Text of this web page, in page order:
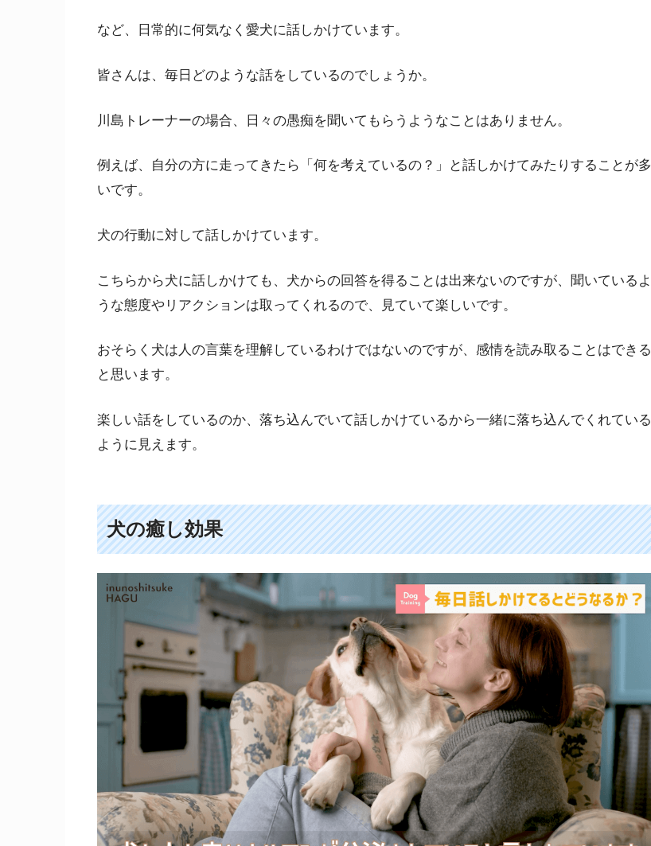
など、日常的に何気なく愛犬に話しかけています。
皆さんは、毎日どのような話をしているのでしょうか。
川島トレーナーの場合、日々の愚痴を聞いてもらうようなことはありません。
例えば、自分の方に走ってきたら「何を考えているの？」と話しかけてみたりすることが多
いです。
犬の行動に対して話しかけています。
こちらから犬に話しかけても、犬からの回答を得ることは出来ないのですが、聞いているよ
うな態度やリアクションは取ってくれるので、見ていて楽しいです。
おそらく犬は人の言葉を理解しているわけではないのですが、感情を読み取ることはできる
と思います。
楽しい話をしているのか、落ち込んでいて話しかけているから一緒に落ち込んでくれている
ように見えます。
犬の癒し効果